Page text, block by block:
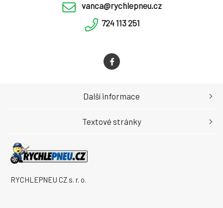
vanca@rychlepneu.cz
724 113 251
RYCHLEPNEU CZ s. r. o.
Další informace
Textové stránky